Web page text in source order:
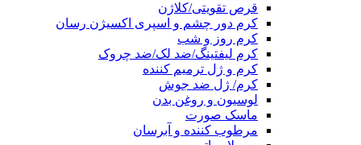
قرص تقویتی/کلاژن
کرم دور چشم و اسپری اکسیژن رسان
کرم روز و شب
کرم لیفتینگ/ضد لک/ضد چروک
کرم و ژل ترمیم کننده
کرم/ ژل ضد جوش
لوسیون و روغن بدن
ماسک صورت
مرطوب کننده و آبرسان